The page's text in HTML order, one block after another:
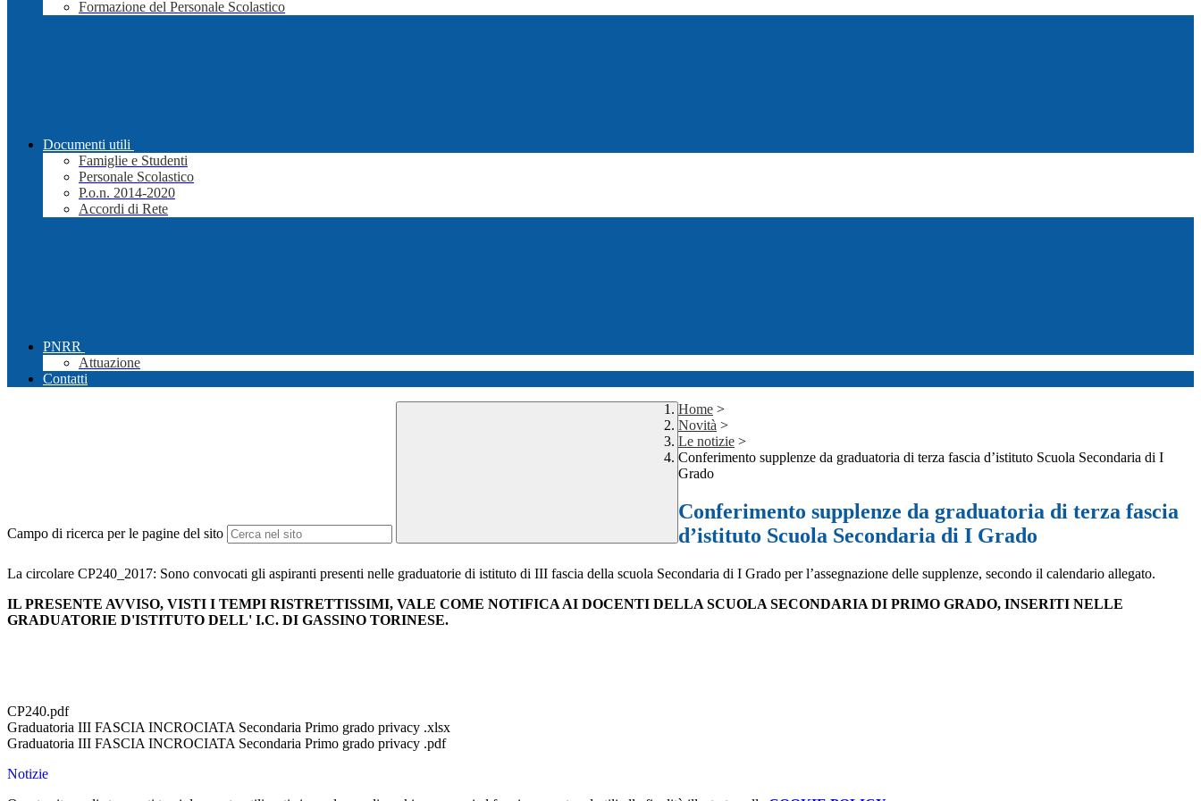
Formazione del Personale Scolastico
Documenti utili
Famiglie e Studenti
Personale Scolastico
P.o.n. 2014-2020
Accordi di Rete
PNRR
Attuazione
Contatti
Campo di ricerca per le pagine del sito
Home >
Novità >
Le notizie >
Conferimento supplenze da graduatoria di terza fascia d’istituto Scuola Secondaria di I
Grado
Conferimento supplenze da graduatoria di terza fascia
d’istituto Scuola Secondaria di I Grado
La circolare CP240_2017: Sono convocati gli aspiranti presenti nelle graduatorie di istituto di III fascia della scuola Secondaria di I Grado per l’assegnazione delle supplenze, secondo il calendario allegato.
IL PRESENTE AVVISO, VISTI I TEMPI RISTRETTISSIMI, VALE COME NOTIFICA AI DOCENTI DELLA SCUOLA SECONDARIA DI PRIMO GRADO, INSERITI NELLE
GRADUATORIE D'ISTITUTO DELL' I.C. DI GASSINO TORINESE.
CP240.pdf
Graduatoria III FASCIA INCROCIATA Secondaria Primo grado privacy .xlsx
Graduatoria III FASCIA INCROCIATA Secondaria Primo grado privacy .pdf
Notizie